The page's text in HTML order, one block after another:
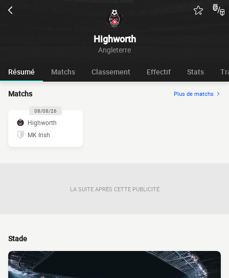
Highworth
Angleterre
Résumé Matchs Classement Effectif Stats
Matchs Plus de matchs
08/08/26
Highworth
MK Irish
LA SUITE APRÈS CETTE PUBLICITÉ
Stade